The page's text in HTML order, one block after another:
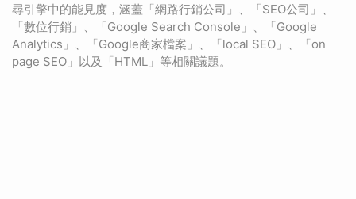
尋引擎中的能見度，涵蓋「網路行銷公司」、「SEO公司」、
「數位行銷」、「Google Search Console」、「Google
Analytics」、「Google商家檔案」、「local SEO」、「on
page SEO」以及「HTML」等相關議題。